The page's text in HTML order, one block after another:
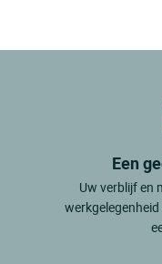
Een
Uw verblijf en